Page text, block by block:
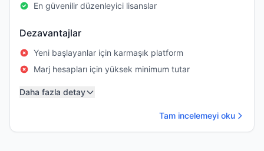
En güvenilir düzenleyici lisanslar
Dezavantajlar
Yeni başlayanlar için karmaşık platform
Marj hesapları için yüksek minimum tutar
Daha fazla detay
Tam incelemeyi oku